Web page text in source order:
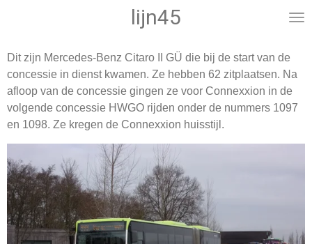
de
hoofdinhoud
lijn45
Dit zijn Mercedes-Benz Citaro II GÜ die bij de start van de
concessie in dienst kwamen. Ze hebben 62 zitplaatsen. Na
afloop van de concessie gingen ze voor Connexxion in de
volgende concessie HWGO rijden onder de nummers 1097
en 1098. Ze kregen de Connexxion huisstijl.